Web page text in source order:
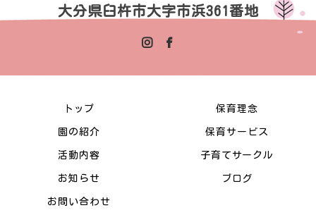
大分県臼杵市大字市浜361番地
トップ 保育理念
園の紹介 保育サービス
活動内容 子育てサークル
お知らせ ブログ
お問い合わせ